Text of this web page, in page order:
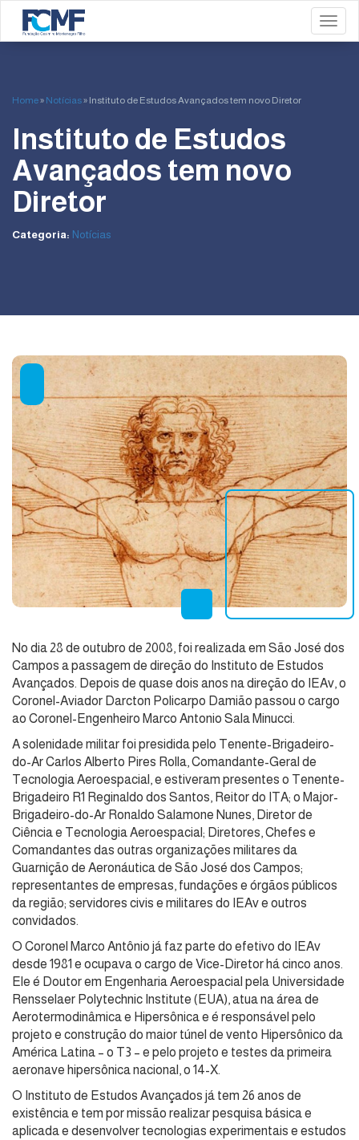
Home» Notícias» Instituto de Estudos Avançados tem novo Diretor
Instituto de Estudos
Avançados tem novo
Diretor
Categoria: Notícias
No dia 28 de outubro de 2008, foi realizada em São José dos
Campos a passagem de direção do Instituto de Estudos
Avançados. Depois de quase dois anos na direção do IEAv, o
Coronel-Aviador Darcton Policarpo Damião passou o cargo
ao Coronel-Engenheiro Marco Antonio Sala Minucci.
A solenidade militar foi presidida pelo Tenente-Brigadeiro-
do-Ar Carlos Alberto Pires Rolla, Comandante-Geral de
Tecnologia Aeroespacial, e estiveram presentes o Tenente-
Brigadeiro R1 Reginaldo dos Santos, Reitor do ITA; o Major-
Brigadeiro-do-Ar Ronaldo Salamone Nunes, Diretor de
Ciência e Tecnologia Aeroespacial; Diretores, Chefes e
Comandantes das outras organizações militares da
Guarnição de Aeronáutica de São José dos Campos;
representantes de empresas, fundações e órgãos públicos
da região; servidores civis e militares do IEAv e outros
convidados.
O Coronel Marco Antônio já faz parte do efetivo do IEAv
desde 1981 e ocupava o cargo de Vice-Diretor há cinco anos.
Ele é Doutor em Engenharia Aeroespacial pela Universidade
Rensselaer Polytechnic Institute (EUA), atua na área de
Aerotermodinâmica e Hipersônica e é responsável pelo
projeto e construção do maior túnel de vento Hipersônico da
América Latina – o T3 – e pelo projeto e testes da primeira
aeronave hipersônica nacional, o 14-X.
O Instituto de Estudos Avançados já tem 26 anos de
existência e tem por missão realizar pesquisa básica e
aplicada e desenvolver tecnologias experimentais e estudos